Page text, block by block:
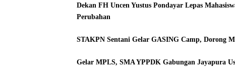
Dekan FH Uncen Yustus Pondayar Lepas
Perubahan
STAKPN Sentani Gelar GASING Camp, Dorong
Gelar MPLS, SMA YPPDK Gabungan Jayapura